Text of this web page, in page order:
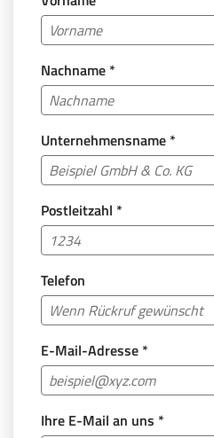
Nachname *
Unternehmensname *
Postleitzahl *
Telefon
E-Mail-Adresse *
Ihre E-Mail an uns *